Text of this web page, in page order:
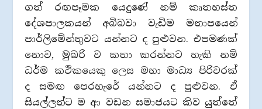
ගත් රඟපෑමක යෙදුණේ නම් කෘතහස්ත
දේශපාලකයන් අබිබවා වැඩිම මනාපයෙන්
පාර්ලිමේන්තුවට යන්නට ද පුළුවන. එපමණක්
නොව, මුඛරි ව කතා කරන්නට හැකි නම්
ධර්ම කථිකයෙකු ලෙස මහා මාධ්‍ය පිරිවරක්
ද සමඟ පෙරහැරේ යන්නට ද පුළුවන. ඒ
සියල්ලන්ට ම ආ වඩන සමාජයට කිව යුත්තේ